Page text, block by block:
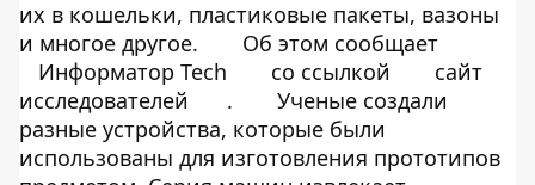
их в кошельки, пластиковые пакеты, вазоны
и многое другое.
Об этом сообщает
Информатор Tech
со ссылкой
сайт
исследователей
.
Ученые создали
разные устройства, которые были
использованы для изготовления прототипов